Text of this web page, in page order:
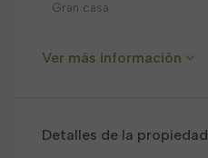
Gran casa
Ver más información
Detalles de la propiedad